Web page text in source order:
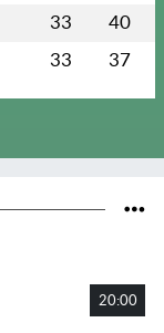
33 40
33 37
20:00